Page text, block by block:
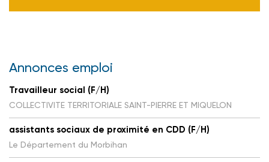
Annonces emploi
Travailleur social (F/H)
COLLECTIVITE TERRITORIALE SAINT-PIERRE ET MIQUELON
assistants sociaux de proximité en CDD (F/H)
Le Département du Morbihan